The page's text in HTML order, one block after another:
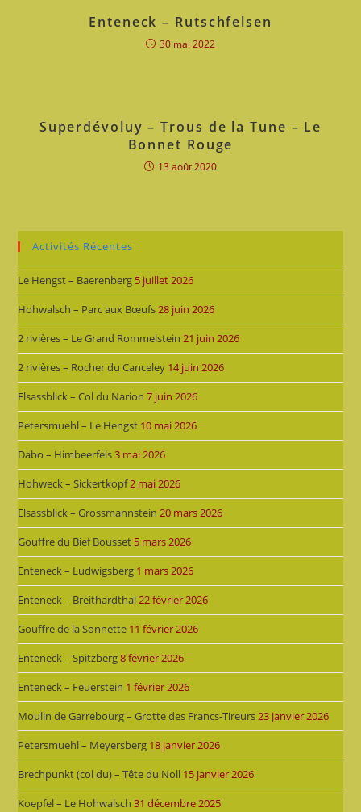
Enteneck – Rutschfelsen
30 mai 2022
Superdévoluy – Trous de la Tune – Le
Bonnet Rouge
13 août 2020
Activités Récentes
Le Hengst – Baerenberg 5 juillet 2026
Hohwalsch – Parc aux Bœufs28 juin 2026
2 rivières – Le Grand Rommelstein 21 juin 2026
2 rivières – Rocher du Canceley 14 juin 2026
Elsassblick – Col du Narion 7 juin 2026
Petersmuehl – Le Hengst 10 mai 2026
Dabo – Himbeerfels3 mai 2026
Hohweck – Sickertkopf2 mai 2026
Elsassblick – Grossmannstein 20 mars 2026
Gouffre du Bief Bousset 5 mars 2026
Enteneck – Ludwigsberg 1 mars 2026
Enteneck – Breithardthal22 février 2026
Gouffre de la Sonnette 11 février 2026
Enteneck – Spitzberg8 février 2026
Enteneck – Feuerstein 1 février 2026
Moulin de Garrebourg – Grotte des Francs-Tireurs23 janvier 2026
Petersmuehl – Meyersberg 18 janvier 2026
Brechpunkt (col du) – Tête du Noll 15 janvier 2026
Koepfel – Le Hohwalsch 31 décembre 2025